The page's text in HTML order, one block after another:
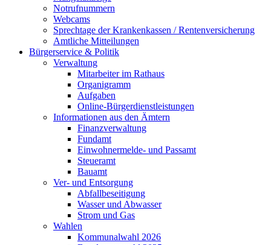
Notrufnummern
Webcams
Sprechtage der Krankenkassen / Rentenversicherung
Amtliche Mitteilungen
Bürgerservice & Politik
Verwaltung
Mitarbeiter im Rathaus
Organigramm
Aufgaben
Online-Bürgerdienstleistungen
Informationen aus den Ämtern
Finanzverwaltung
Fundamt
Einwohnermelde- und Passamt
Steueramt
Bauamt
Ver- und Entsorgung
Abfallbeseitigung
Wasser und Abwasser
Strom und Gas
Wahlen
Kommunalwahl 2026